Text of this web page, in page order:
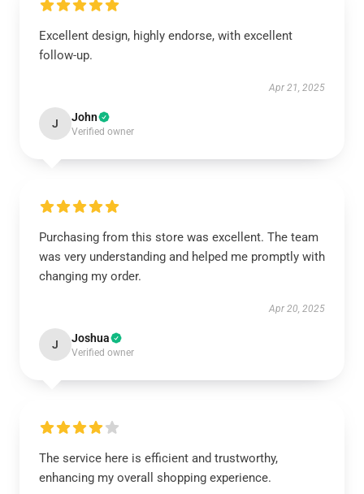
Excellent design, highly endorse, with excellent
follow-up.
Apr 21, 2025
J John
Verified owner
Purchasing from this store was excellent. The team
was very understanding and helped me promptly with
changing my order.
Apr 20, 2025
J Joshua
Verified owner
The service here is efficient and trustworthy,
enhancing my overall shopping experience.